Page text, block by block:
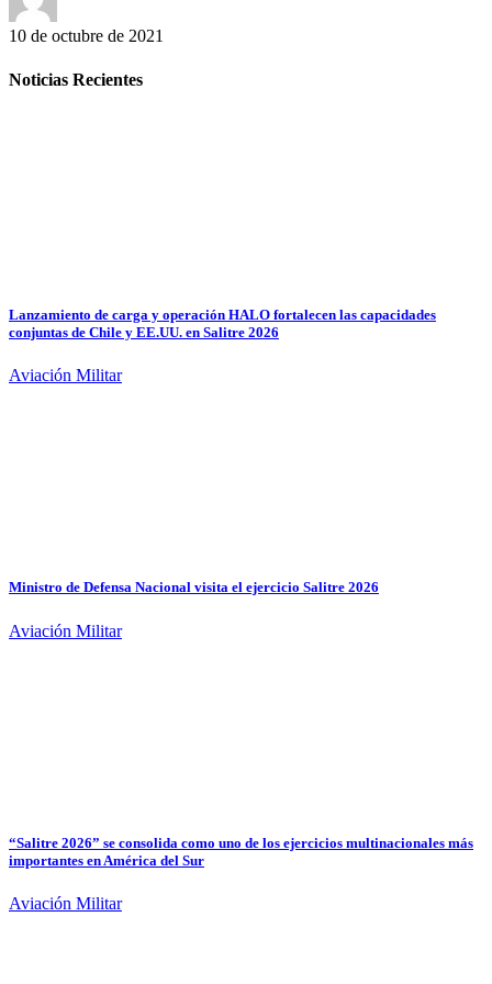
10 de octubre de 2021
Noticias Recientes
Lanzamiento de carga y operación HALO fortalecen las capacidades
conjuntas de Chile y EE.UU. en Salitre 2026
Aviación Militar
Ministro de Defensa Nacional visita el ejercicio Salitre 2026
Aviación Militar
“Salitre 2026” se consolida como uno de los ejercicios multinacionales más
importantes en América del Sur
Aviación Militar